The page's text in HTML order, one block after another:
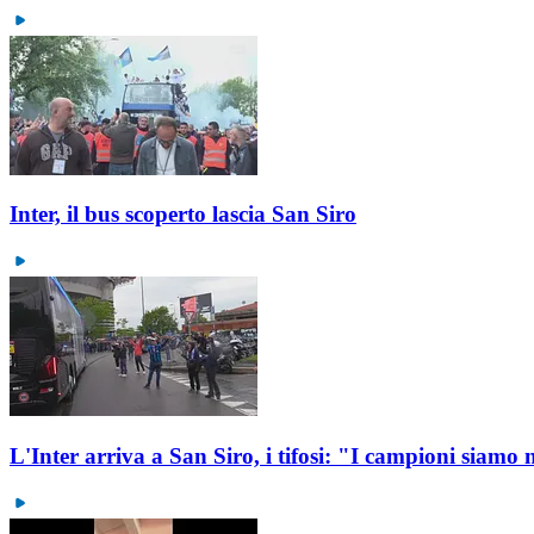
Inter, il bus scoperto lascia San Siro
L'Inter arriva a San Siro, i tifosi: "I campioni siamo